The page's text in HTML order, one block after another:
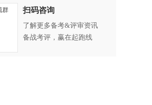
扫码咨询
了解更多备考&评审资讯
备战考评，赢在起跑线